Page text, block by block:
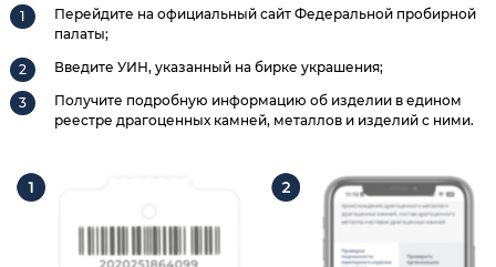
Перейдите на официальный сайт Федеральной пробирной
палаты;
Введите УИН, указанный на бирке украшения;
Получите подробную информацию об изделии в едином
реестре драгоценных камней, металлов и изделий с ними.